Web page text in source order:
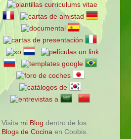
Visita mi Blog dentro de los
Blogs de Cocina en Coobis.